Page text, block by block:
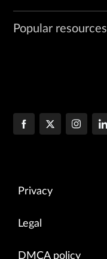
Popular resources
Privacy
Legal
DMCA policy